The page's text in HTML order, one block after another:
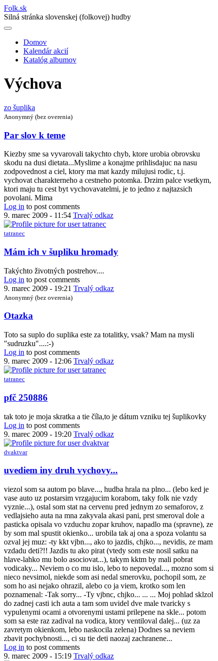
Folk.sk
Silná stránka slovenskej (folkovej) hudby
Main
navigation
Domov
Kalendár akcií
Katalóg albumov
Výchova
zo šuplika
Anonymný (bez overenia)
Par slov k teme
Kiezby sme sa vyvarovali takychto chyb, ktore urobia obrovsku
skodu na dusi dietata...Myslime a konajme prihlisdajuc na nasu
zodpovednost a ciel, ktory ma mat kazdy milujusi rodic, t.j.
vychovat charakterneho a cestneho potomka. Drzim palce vsetkym,
ktori maju tu cest byt vychovavatelmi, je to jedno z najtazsich
povolani. Mima
Log in to post comments
9. marec 2009 - 11:54 Trvalý odkaz
tatranec
In
reply
to
Par
slov
k
teme
by
Anonymný
overenia)
Mám ich v šupliku hromady
Takýchto životných postrehov....
Log in to post comments
9. marec 2009 - 19:21 Trvalý odkaz
Anonymný (bez overenia)
Otazka
Toto sa suplo do suplika este za totalitky, vsak? Mam na mysli
"sudruzku"....:-)
Log in to post comments
9. marec 2009 - 12:06 Trvalý odkaz
tatranec
In
reply
to
Otazka
by
Anonymný
(bez
overenia)
pfč 250886
tak toto je moja skratka a tie číla,to je dátum vzniku tej šuplikovky
Log in to post comments
9. marec 2009 - 19:20 Trvalý odkaz
dvaktvar
uvediem iny druh vychovy...
viezol som sa autom po blave..., hudba hrala na plno... (lebo ked je
vase auto uz postarsim vrzgajucim korabom, taky folk nie vzdy
vyznie...), ostal som stat na cervenu pred jednym zo semaforov, z
vedlajsieho auta na mna zakyvala akasi pani, prst smeroval dole a
pasticka opisala vo vzduchu zopar kruhov, napadlo ma (spravne), ze
by som mal spustit okienko... urobila tak aj ona a spoza volantu sa
ozval jej muz: -ty kkt vjbn..., ako to jazdis, chjko..., nevidis, ze mam
vzdadu deti?!! Jazdis tu ako pirat (vtedy som este nosil satku na
hlave-lahko mu bolo asociovat...), takym kktm by mali pobrat
vodicaky... Neviem o co mu islo, lebo to nepovedal..., mozno som si
nieco nevsimol, niekde som asi nedal smerovku, pochopil som, ze
som ho asi nejako ohrazil, alebo co ja viem, krotko som len
poznamenal: -Tak sorry... -Ty vjbnc, chjko... ... ... Moj pohlad sklzol
do zadnej casti ich auta a tam som uvidel dve male tvaricky s
vypulenymi ocami a otvorenymi ustami prilepene na skle... potom
som sa este raz zadival na vodica, ktory ventiloval dalej... (uz za
zavretym okienkom, lebo naskocila zelena) Dodnes sa neviem
zbavit pochybnosti..., ci su tie deti naozaj zachranene...
Log in to post comments
9. marec 2009 - 15:19 Trvalý odkaz